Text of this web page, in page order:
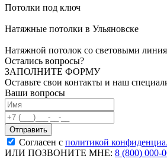
Потолки под ключ
Натяжные потолки в Ульяновске
Натяжной потолок со световыми
Остались вопросы?
ЗАПОЛНИТЕ ФОРМУ
Оставьте свои контакты и наш
Ваши вопросы
Согласен с политикой
ИЛИ ПОЗВОНИТЕ МНЕ: 8 (800) 000-